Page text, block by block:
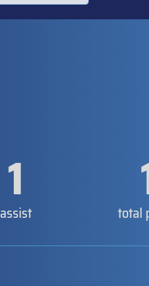
1
assist total